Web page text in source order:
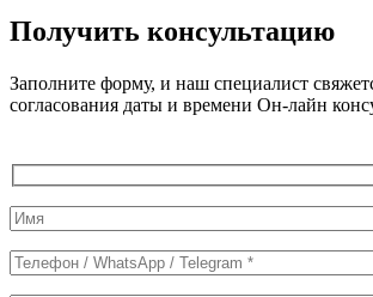
Получить консультацию
Заполните форму, и наш специалист
согласования даты и времени Он-лайн
Служебные
поля
формы